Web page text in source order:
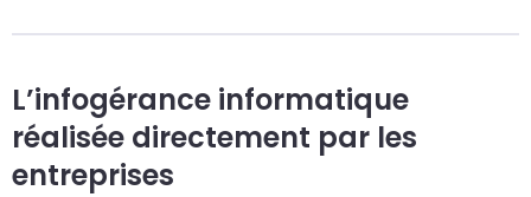
L’infogérance informatique
réalisée directement par les
entreprises